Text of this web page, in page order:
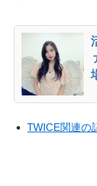
TWICE関連の